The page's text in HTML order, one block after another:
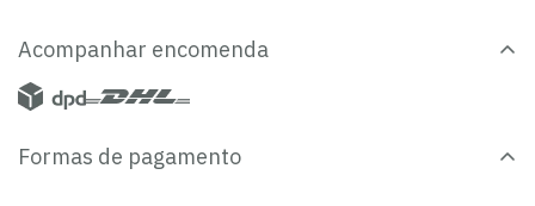
Acompanhar encomenda
Formas de pagamento